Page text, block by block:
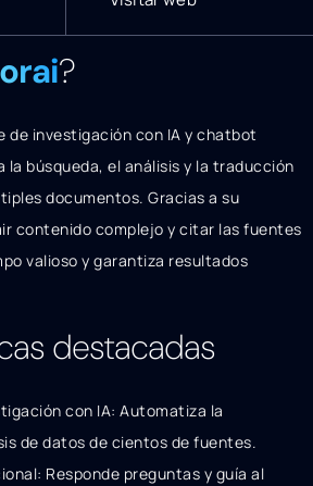
?
de investigación con IA y chatbot
búsqueda, el análisis y la traducción
documentos. Gracias a su
contenido complejo y citar las fuentes
valioso y garantiza resultados
destacadas
con IA: Automatiza la
de datos de cientos de fuentes.
Responde preguntas y guía al